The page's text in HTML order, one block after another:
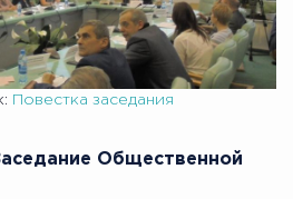
Повестка заседания
Общественной